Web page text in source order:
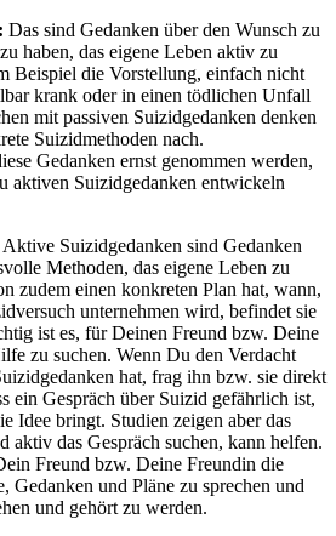
Das sind Gedanken über den Wunsch zu
haben, das eigene Leben aktiv zu
Beispiel die Vorstellung, einfach nicht
krank oder in einen tödlichen Unfall
mit passiven Suizidgedanken denken
Suizidmethoden nach.
Gedanken ernst genommen werden,
aktiven Suizidgedanken entwickeln
Aktive Suizidgedanken sind Gedanken
Methoden, das eigene Leben zu
zudem einen konkreten Plan hat, wann,
unternehmen wird, befindet sie
ist es, für Deinen Freund bzw. Deine
zu suchen. Wenn Du den Verdacht
hat, frag ihn bzw. sie direkt
ein Gespräch über Suizid gefährlich ist,
Idee bringt. Studien zeigen aber das
aktiv das Gespräch suchen, kann helfen.
Freund bzw. Deine Freundin die
und Pläne zu sprechen und
und gehört zu werden.